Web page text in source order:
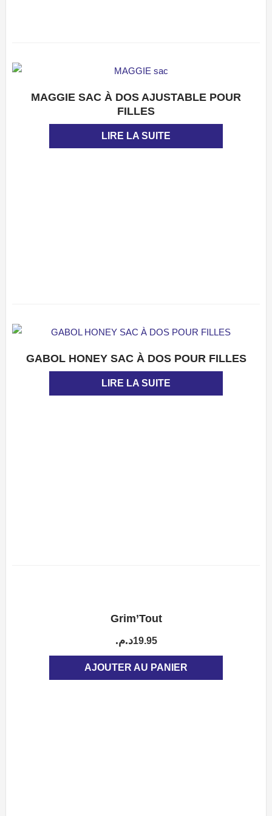
APERÇU
MAGGIE SAC À DOS AJUSTABLE POUR
FILLES
LIRE LA SUITE
APERÇU
GABOL HONEY SAC À DOS POUR FILLES
LIRE LA SUITE
Grim’Tout
19.95د.م.
AJOUTER AU PANIER